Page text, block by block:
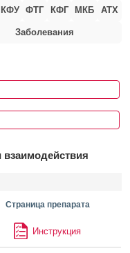
КФУ ФТГ КФГ МКБ АТХ
Заболевания
Страница препарата
Инструкция